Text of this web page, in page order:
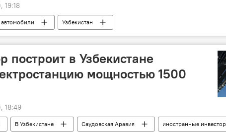
19:18
автомобили Узбекистан
построит в Узбекистане
мощностью 1500
18:49
В Узбекистане Саудовская Аравия
иностранные